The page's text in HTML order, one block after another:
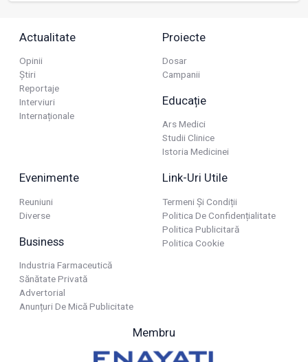
Actualitate
Opinii
Știri
Reportaje
Interviuri
Internaționale
Proiecte
Dosar
Campanii
Educație
Ars Medici
Studii Clinice
Istoria Medicinei
Evenimente
Reuniuni
Diverse
Business
Industria Farmaceutică
Sănătate Privată
Advertorial
Anunțuri De Mică Publicitate
Link-Uri Utile
Termeni Și Condiții
Politica De Confidențialitate
Politica Publicitară
Politica Cookie
Membru